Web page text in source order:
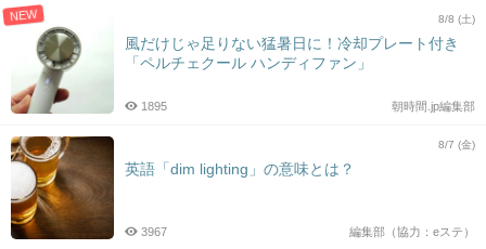
NEW 8/8 (土)
風だけじゃ足りない猛暑日に！冷却プレート付き
「ペルチェクール ハンディファン」
朝時間.jp編集部
1895
8/7 (金)
英語「dim lighting」の意味とは？
編集部（協力：eステ）
3967